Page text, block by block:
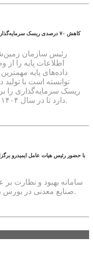
کاهش ۷۰ درصدی ریسک سرمایه‌گذاری اکتشافات معدنی با داده‌های پایه سازمان زمین‌شناسی
رئیس سازمان
اطلاعات پایه را
داده‌های پایه
ریسک سرمایه‌گذاری را
دارد تا در سال ۱۴۰۴ تعداد ۱۲۰ نقشه زمین‌شناسی تولید کند.
با حضور رئیس هیات عامل ایمیدرو
سامانه بهبود و نظارت
صنایع معدنی در بورس با حضور رئیس هیات عامل رونمایی شد.